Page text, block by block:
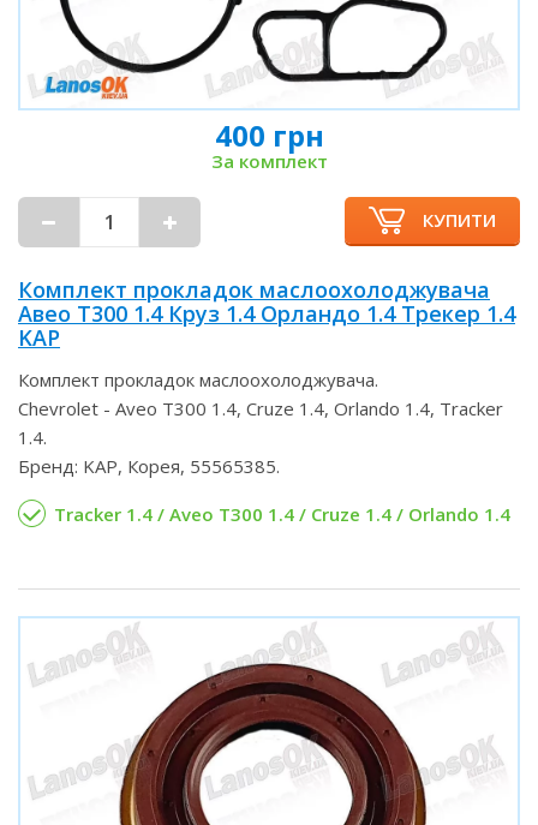
400 грн
За комплект
КУПИТИ
Комплект прокладок маслоохолоджувача
Авео Т300 1.4 Круз 1.4 Орландо 1.4 Трекер 1.4
KAP
Комплект прокладок маслоохолоджувача.
Chevrolet - Aveo T300 1.4, Cruze 1.4, Orlando 1.4, Tracker
1.4.
Бренд: KAP, Корея, 55565385.
Tracker 1.4 / Aveo T300 1.4 / Cruze 1.4 / Orlando 1.4